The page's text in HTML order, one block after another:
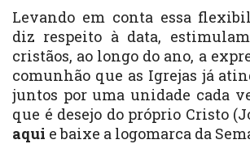
Levando em conta essa
diz respeito à data,
cristãos, ao longo do ano, a
comunhão que as Igrejas já
juntos por uma unidade cada
que é desejo do próprio Cristo
aqui e baixe a logomarca da